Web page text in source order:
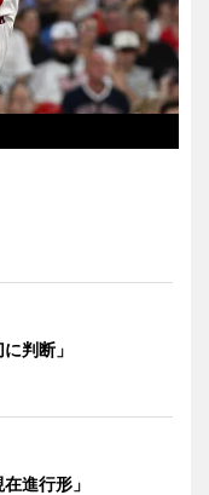
判断」
進行形」